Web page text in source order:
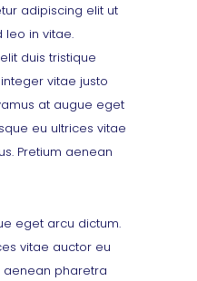
adipiscing elit ut
leo in vitae.
duis tristique
vitae justo
at augue eget
eu ultrices vitae
Pretium aenean
eget arcu dictum.
vitae auctor eu
aenean pharetra